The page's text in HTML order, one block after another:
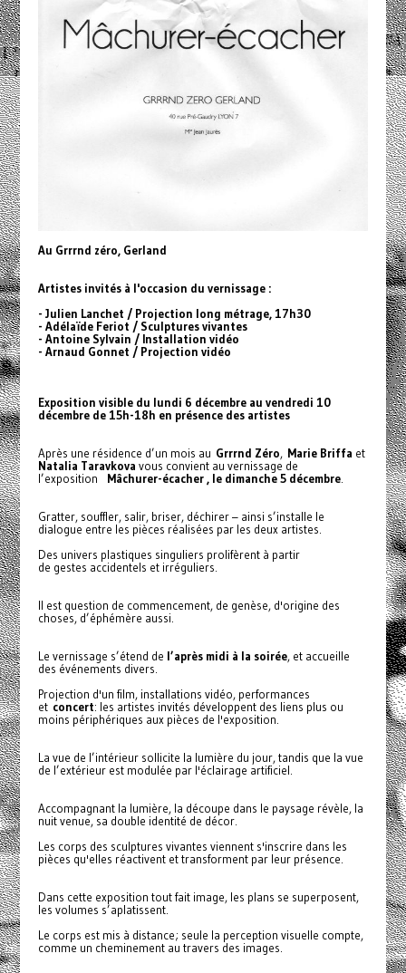
Au Grrrnd zéro, Gerland
Artistes invités à l'occasion du vernissage :
- Julien Lanchet / Projection long métrage, 17h30
- Adélaïde Feriot / Sculptures vivantes
- Antoine Sylvain / Installation vidéo
- Arnaud Gonnet / Projection vidéo
Exposition visible du lundi 6 décembre au vendredi 10
décembre de 15h-18h en présence des artistes
Après une résidence d’un mois au Grrrnd Zéro, Marie Briffa et
Natalia Taravkova vous convient au vernissage de
l’exposition Mâchurer-écacher, le dimanche 5 décembre.
Gratter, souffler, salir, briser, déchirer – ainsi s’installe le
dialogue entre les pièces réalisées par les deux artistes.
Des univers plastiques singuliers prolifèrent à partir
de gestes accidentels et irréguliers.
Il est question de commencement, de genèse, d'origine des
choses, d’éphémère aussi.
Le vernissage s’étend de l’après midi à la soirée, et accueille
des événements divers.
Projection d'un film, installations vidéo, performances
et concert: les artistes invités développent des liens plus ou
moins périphériques aux pièces de l'exposition.
La vue de l’intérieur sollicite la lumière du jour, tandis que la vue
de l’extérieur est modulée par l'éclairage artificiel.
Accompagnant la lumière, la découpe dans le paysage révèle, la
nuit venue, sa double identité de décor.
Les corps des sculptures vivantes viennent s'inscrire dans les
pièces qu'elles réactivent et transforment par leur présence.
Dans cette exposition tout fait image, les plans se superposent,
les volumes s’aplatissent.
Le corps est mis à distance; seule la perception visuelle compte,
comme un cheminement au travers des images.